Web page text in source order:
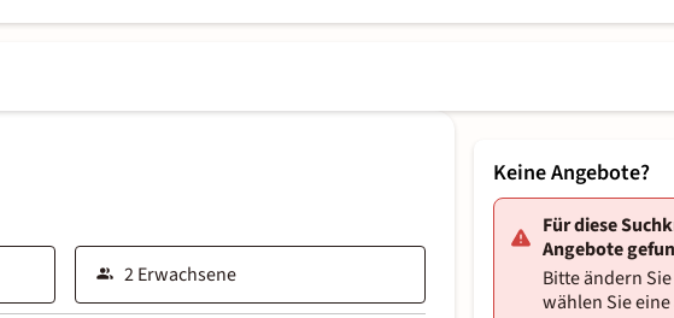
Keine Angebote?
Für diese
Angebote
Bitte ändern
wählen Sie